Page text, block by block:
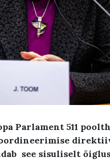
Parlament 511
see sisuliselt